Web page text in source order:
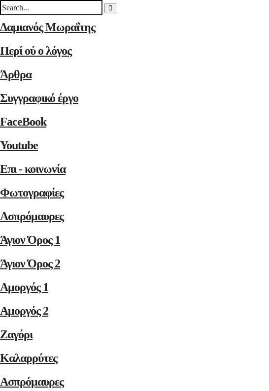
Δαμιανός Μωραΐτης
Περί ού ο λόγος
Άρθρα
Συγγραφικό έργο
FaceBook
Youtube
Επι - κοινωνία
Φωτογραφίες
Ασπρόμαυρες
Άγιον Όρος 1
Άγιον Όρος 2
Αμοργός 1
Αμοργός 2
Ζαγόρι
Καλαρρύτες
Ασπρόμαυρες